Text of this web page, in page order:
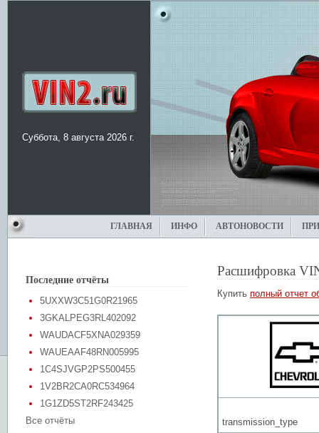
Суббота, 8 августа 2026 г.
ГЛАВНАЯ ИНФО АВТОНОВОСТИ
Последние отчёты
5UXXW3C51G0R21965
3GKALPEG3RL402092
WAUDACF5XNA029359
WAUEAAF48RN005995
1C4SJVGP2PS500455
1V2BR2CA0RC534964
1G1ZD5ST2RF243425
Все отчёты
Расшифровка
Купить полный отчет
transmission_type